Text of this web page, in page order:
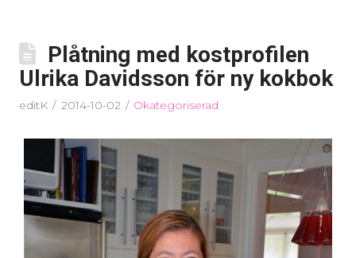
Plåtning med kostprofilen
Ulrika Davidsson för ny kokbok
editK 2014-10-02 Okategoriserad